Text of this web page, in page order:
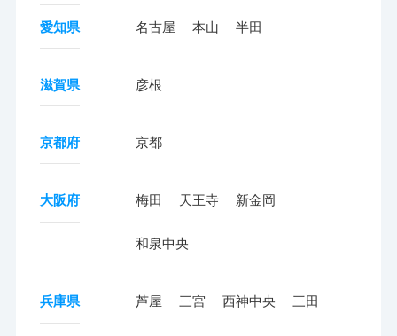
愛知県 名古屋 本山 半田
滋賀県 彦根
京都府 京都
大阪府 梅田 天王寺 新金岡
和泉中央
兵庫県 芦屋 三宮 西神中央 三田